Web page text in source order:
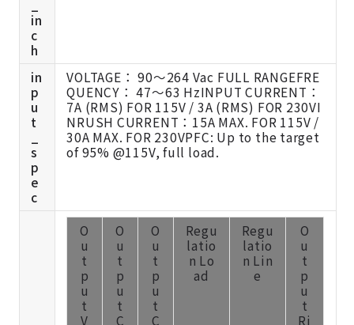
in
c
h
in
p
u
t
s
p
e
c
VOLTAGE： 90～264 Vac FULL RANGEFRE
QUENCY： 47～63 HzINPUT CURRENT：
7A (RMS) FOR 115V / 3A (RMS) FOR 230VI
NRUSH CURRENT：15A MAX. FOR 115V /
30A MAX. FOR 230VPFC: Up to the target
of 95% @115V, full load.
O
u
t
p
u
t
V
O
u
t
p
u
t
C
O
u
t
p
u
t
C
Regu
latio
n Lo
ad
Regu
latio
n Lin
e
O
u
t
p
u
t
Ri